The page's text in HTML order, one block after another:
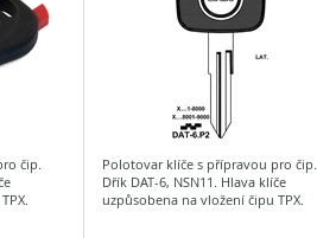
čip.
Polotovar klíče s přípravou pro čip.
Dřík DAT-6, NSN11. Hlava klíče
uzpůsobena na vložení čipu TPX.